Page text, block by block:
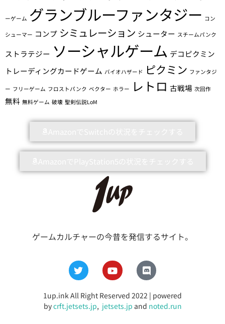
ーゲーム グランブルーファンタジー コン
シューマー コンプ シミュレーション シューター スチームパンク
ストラテジー ソーシャルゲーム デコピクミン
トレーディングカードゲーム バイオハザード ピクミン ファンタジ
ー フリーゲーム フロストパンク ベクター ホラー レトロ 古戦場 次回作
無料 無料ゲーム 破壊 聖剣伝説LoM
ゲームカルチャーの今昔を発信するサイト。
1up.ink All Right Reserved 2022 | powered
bycrft.jetsets.jp, jetsets.jp and noted.run